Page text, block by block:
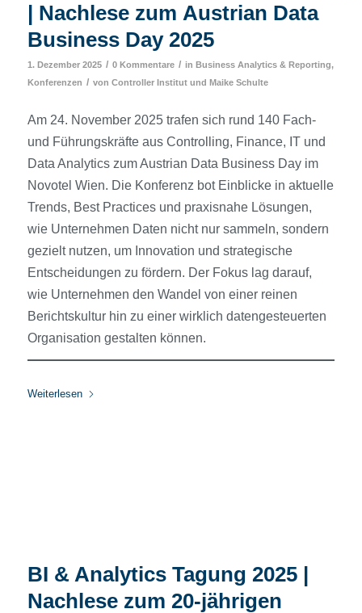
| Nachlese zum Austrian Data
Business Day 2025
1. Dezember 2025 / 0 Kommentare / in Business Analytics & Reporting,
Konferenzen / von Controller Institutund Maike Schulte
Am 24. November 2025 trafen sich rund 140 Fach-
und Führungskräfte aus Controlling, Finance, IT und
Data Analytics zum Austrian Data Business Day im
Novotel Wien. Die Konferenz bot Einblicke in aktuelle
Trends, Best Practices und praxisnahe Lösungen,
wie Unternehmen Daten nicht nur sammeln, sondern
gezielt nutzen, um Innovation und strategische
Entscheidungen zu fördern. Der Fokus lag darauf,
wie Unternehmen den Wandel von einer reinen
Berichtskultur hin zu einer wirklich datengesteuerten
Organisation gestalten können.
Weiterlesen
BI & Analytics Tagung 2025 |
Nachlese zum 20-jährigen